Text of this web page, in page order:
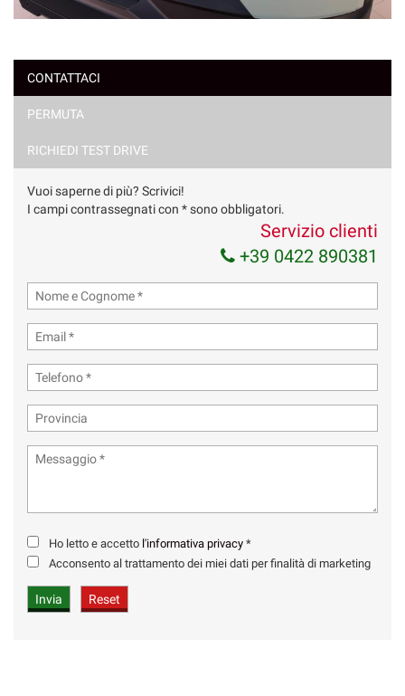
CONTATTACI
PERMUTA
RICHIEDI TEST DRIVE
Vuoi saperne di più? Scrivici!
I campi contrassegnati con * sono obbligatori.
Servizio clienti
+39 0422 890381
Ho letto e accetto l'informativa privacy *
Acconsento al trattamento dei miei dati per finalità di marketing